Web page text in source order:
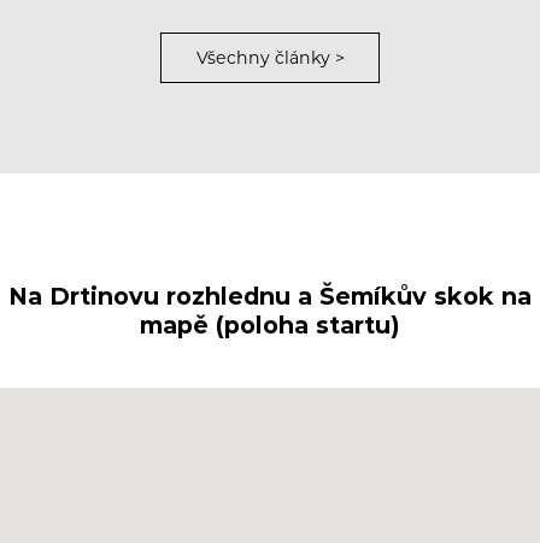
Všechny články >
Na Drtinovu rozhlednu a Šemíkův skok na
mapě (poloha startu)